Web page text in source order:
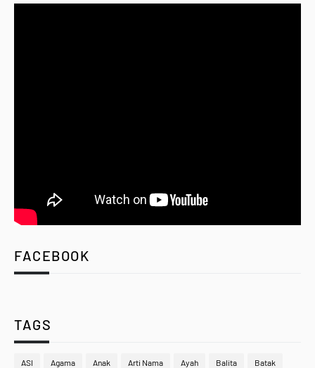
FACEBOOK
TAGS
ASI Agama Anak Arti Nama Ayah Balita Batak